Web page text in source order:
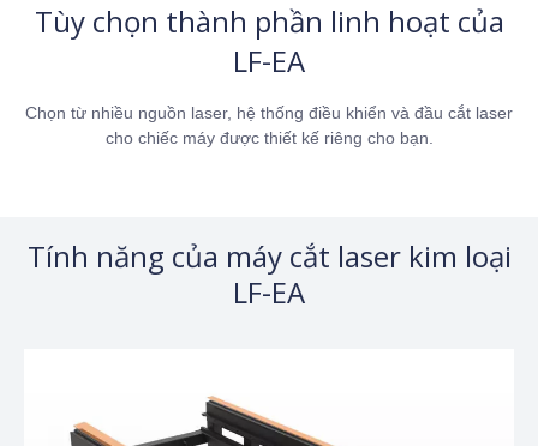
Tùy chọn thành phần linh hoạt của
LF-EA
Chọn từ nhiều nguồn laser, hệ thống điều khiển và đầu cắt laser
cho chiếc máy được thiết kế riêng cho bạn.
Tính năng của máy cắt laser kim loại
LF-EA